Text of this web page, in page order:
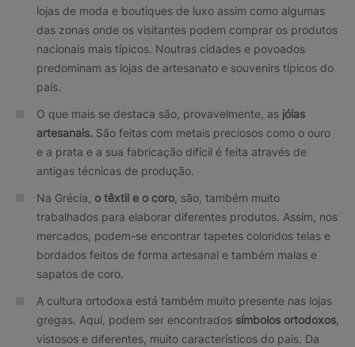
lojas de moda e boutiques de luxo assim como algumas
das zonas onde os visitantes podem comprar os produtos
nacionais mais típicos. Noutras cidades e povoados
predominam as lojas de artesanato e souvenirs típicos do
país.
O que mais se destaca são, provavelmente, as jóias
artesanais. São feitas com metais preciosos como o ouro
e a prata e a sua fabricação difícil é feita através de
antigas técnicas de produção.
Na Grécia, o têxtil e o coro, são, também muito
trabalhados para elaborar diferentes produtos. Assim, nos
mercados, podem-se encontrar tapetes coloridos telas e
bordados feitos de forma artesanal e também malas e
sapatos de coro.
A cultura ortodoxa está também muito presente nas lojas
gregas. Aqui, podem ser encontrados símbolos ortodoxos,
vistosos e diferentes, muito característicos do pais. Da